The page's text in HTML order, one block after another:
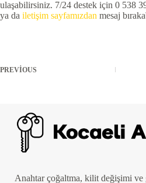
ulaşabilirsiniz. 7/24 destek için 0 538
ya da iletişim sayfamızdan mesaj
PREVIOUS
Anahtar çoğaltma, kilit değişimi